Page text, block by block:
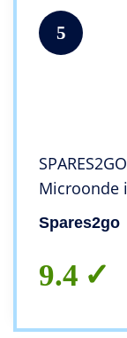
5
Microonde
Spares2go
9.4